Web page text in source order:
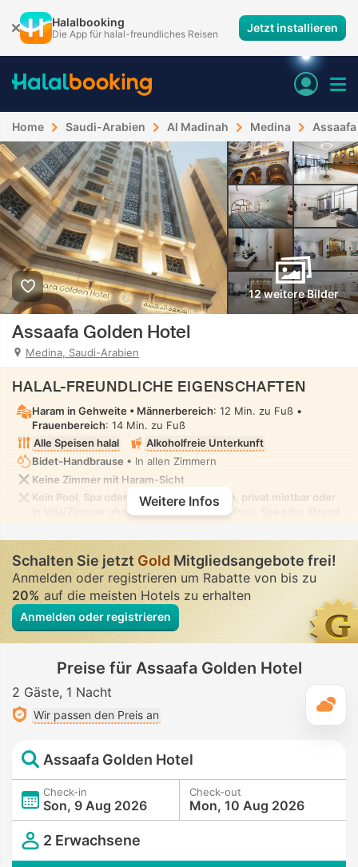
Halalbooking
Die App für halal-freundliches Reisen Jetzt installieren
Home Saudi-Arabien Al Madinah Medina
12 weitere Bilder
Assaafa Golden Hotel
Medina, Saudi-Arabien
HALAL-FREUNDLICHE EIGENSCHAFTEN
Haram in Gehweite • Männerbereich: 12 Min. zu Fuß •
Frauenbereich: 14 Min. zu Fuß
Alle Speisen halal
Alkoholfreie Unterkunft
Bidet-Handbrause • In allen Zimmern
Keine Zimmer mit Haram-Sicht
Kein Pool, Spa oder Strand nur für Frauen, privat mietbar oder
in Villa/Zimmer ohne Einsehbarkeit. Kein Pool, Spa oder Strand
erlaubt ist
Weitere Infos
Schalten Sie jetztGold Mitgliedsangebote frei!
Anmelden oder registrieren um Rabatte von bis zu
20%auf die meisten Hotels zu erhalten
Anmelden oder registrieren
Preise für Assaafa Golden Hotel
2 Gäste 1 Nacht
Wir passen den Preis an
Assaafa Golden Hotel
Check-in
Son, 9 Aug 2026
Check-out
Mon, 10 Aug 2026
2 Erwachsene